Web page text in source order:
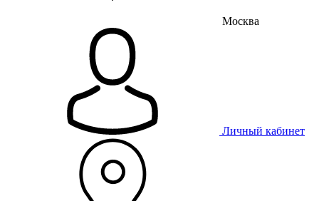
Москва
Личный кабинет